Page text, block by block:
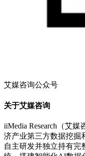
艾媒咨询公众号
关于艾媒咨询
iiMedia Research（艾
济产业第三方数据挖掘
自主研发并独立持有完